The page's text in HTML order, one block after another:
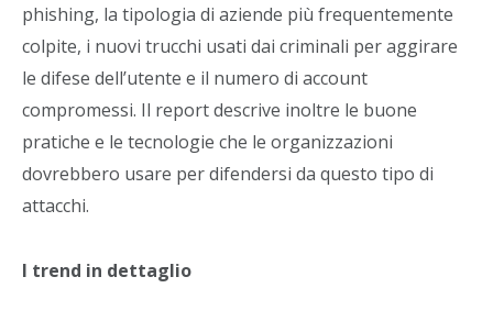
phishing, la tipologia di aziende più frequentemente
colpite, i nuovi trucchi usati dai criminali per aggirare
le difese dell’utente e il numero di account
compromessi. Il report descrive inoltre le buone
pratiche e le tecnologie che le organizzazioni
dovrebbero usare per difendersi da questo tipo di
attacchi.
I trend in dettaglio